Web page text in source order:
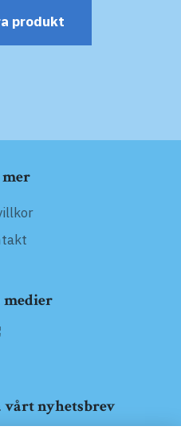
produkt
medier
vårt nyhetsbrev